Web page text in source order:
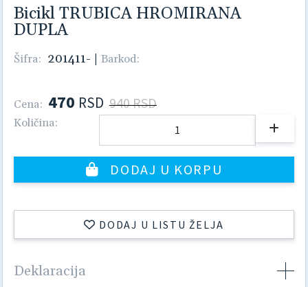
Bicikl TRUBICA HROMIRANA
DUPLA
Šifra: 201411- | Barkod:
Cena: 470 RSD 940 RSD
Količina:
DODAJ U KORPU
DODAJ U LISTU ŽELJA
Deklaracija